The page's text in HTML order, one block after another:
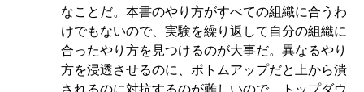
なことだ。本書のやり方がすべての組織に合うわ
けでもないので、実験を繰り返して自分の組織に
合ったやり方を見つけるのが大事だ。異なるやり
方を浸透させるのに、ボトムアップだと上から潰
されるのに対抗するのが難しいので、トップダウ